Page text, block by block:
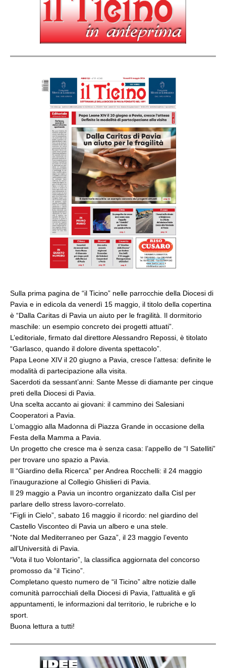
Sulla prima pagina de “il Ticino” nelle parrocchie della Diocesi di
Pavia e in edicola da venerdì 15 maggio, il titolo della copertina
è “Dalla Caritas di Pavia un aiuto per le fragilità. Il dormitorio
maschile: un esempio concreto dei progetti attuati”.
L’editoriale, firmato dal direttore Alessandro Repossi, è titolato
“Garlasco, quando il dolore diventa spettacolo”.
Papa Leone XIV il 20 giugno a Pavia, cresce l’attesa: definite le
modalità di partecipazione alla visita.
Sacerdoti da sessant’anni: Sante Messe di diamante per cinque
preti della Diocesi di Pavia.
Una scelta accanto ai giovani: il cammino dei Salesiani
Cooperatori a Pavia.
L’omaggio alla Madonna di Piazza Grande in occasione della
Festa della Mamma a Pavia.
Un progetto che cresce ma è senza casa: l’appello de “I Satelliti”
per trovare uno spazio a Pavia.
Il “Giardino della Ricerca” per Andrea Rocchelli: il 24 maggio
l’inaugurazione al Collegio Ghislieri di Pavia.
Il 29 maggio a Pavia un incontro organizzato dalla Cisl per
parlare dello stress lavoro-correlato.
“Figli in Cielo”, sabato 16 maggio il ricordo: nel giardino del
Castello Visconteo di Pavia un albero e una stele.
“Note dal Mediterraneo per Gaza”, il 23 maggio l’evento
all’Università di Pavia.
“Vota il tuo Volontario”, la classifica aggiornata del concorso
promosso da “il Ticino”.
Completano questo numero de “il Ticino” altre notizie dalle
comunità parrocchiali della Diocesi di Pavia, l’attualità e gli
appuntamenti, le informazioni dal territorio, le rubriche e lo
sport.
Buona lettura a tutti!